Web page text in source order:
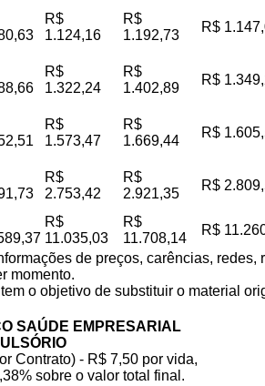
R$
1.124,16
R$
1.192,73
R$
R$
1.322,24
R$
1.402,89
R$
R$
1.573,47
R$
1.669,44
R$
R$
2.753,42
R$
2.921,35
R$
R$
11.035,03
R$
11.708,14
R$
de preços, carências,
momento.
o objetivo de substituir o material
SAÚDE EMPRESARIAL
Contrato) - R$ 7,50 por vida,
sobre o valor total final.